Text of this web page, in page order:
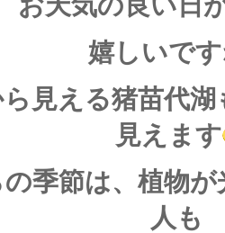
嬉しいで
見える猪苗代
見えます
季節は、植物
人も